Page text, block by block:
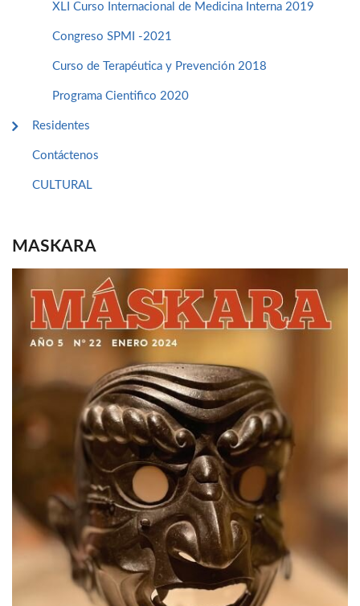
XLI Curso Internacional de Medicina Interna 2019
Congreso SPMI -2021
Curso de Terapéutica y Prevención 2018
Programa Cientifico 2020
Residentes
Contáctenos
CULTURAL
MASKARA